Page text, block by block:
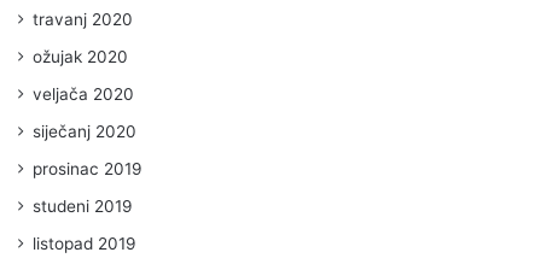
travanj 2020
ožujak 2020
veljača 2020
siječanj 2020
prosinac 2019
studeni 2019
listopad 2019